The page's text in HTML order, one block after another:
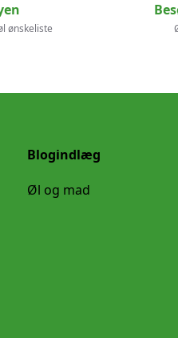
ønskeliste
Blogindlæg
Øl og mad